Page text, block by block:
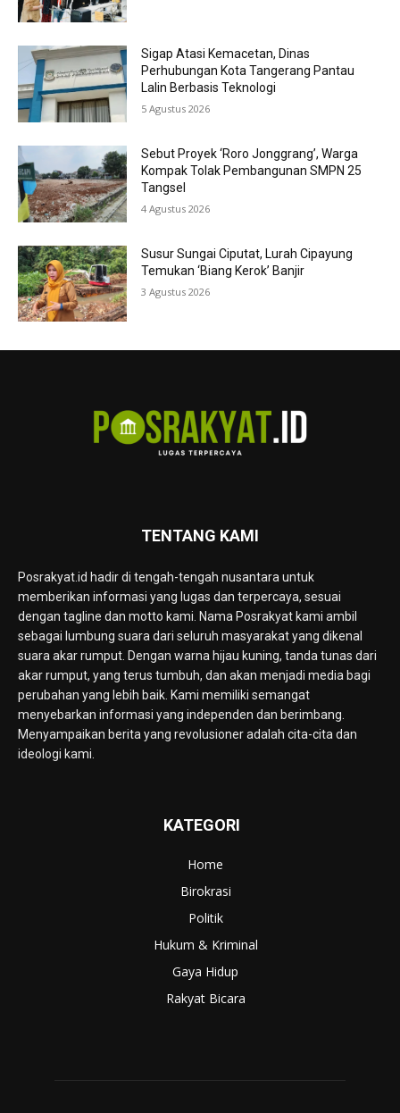
Sigap Atasi Kemacetan, Dinas
Perhubungan Kota Tangerang Pantau
Lalin Berbasis Teknologi
5 Agustus 2026
Sebut Proyek ‘Roro Jonggrang’, Warga
Kompak Tolak Pembangunan SMPN 25
Tangsel
4 Agustus 2026
Susur Sungai Ciputat, Lurah Cipayung
Temukan ‘Biang Kerok’ Banjir
3 Agustus 2026
TENTANG KAMI
Posrakyat.id hadir di tengah-tengah nusantara untuk
memberikan informasi yang lugas dan terpercaya, sesuai
dengan tagline dan motto kami. Nama Posrakyat kami ambil
sebagai lumbung suara dari seluruh masyarakat yang dikenal
suara akar rumput. Dengan warna hijau kuning, tanda tunas dari
akar rumput, yang terus tumbuh, dan akan menjadi media bagi
perubahan yang lebih baik. Kami memiliki semangat
menyebarkan informasi yang independen dan berimbang.
Menyampaikan berita yang revolusioner adalah cita-cita dan
ideologi kami.
KATEGORI
Home
Birokrasi
Politik
Hukum & Kriminal
Gaya Hidup
Rakyat Bicara